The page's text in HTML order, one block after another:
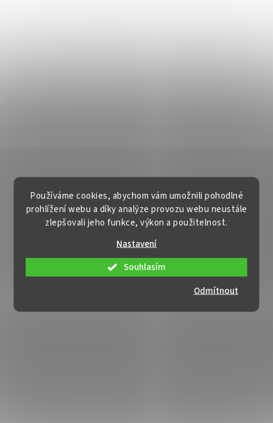
Používáme cookies, abychom vám umožnili pohodlné
prohlížení webu a díky analýze provozu webu neustále
zlepšovali jeho funkce, výkon a použitelnost.
Nastavení
Odmítnout
Souhlasím